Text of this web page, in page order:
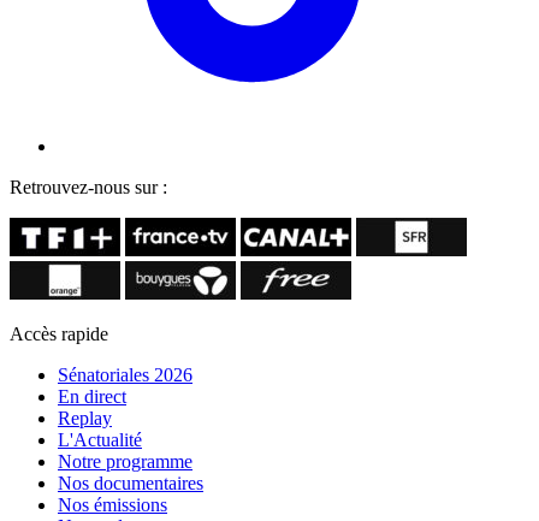
Retrouvez-nous sur :
Accès rapide
Sénatoriales 2026
En direct
Replay
L'Actualité
Notre programme
Nos documentaires
Nos émissions